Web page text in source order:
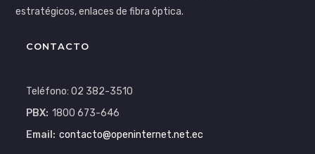
estratégicos, enlaces de fibra óptica.
CONTACTO
Teléfono: 02 382-3510
PBX: 1800 673-646
Email: contacto@openinternet.net.ec